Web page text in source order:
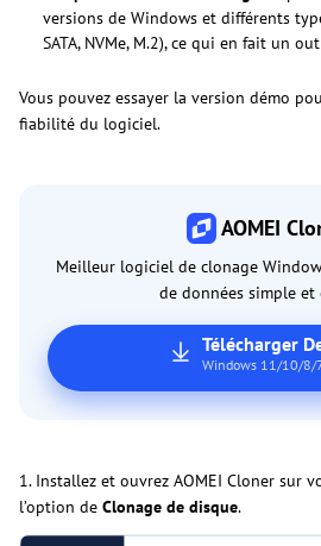
versions de Windows et différents
SATA, NVMe, M.2), ce qui en fait un
Vous pouvez essayer la version démo
fiabilité du logiciel.
AOMEI
Meilleur logiciel de clonage
de données simple et
Télécharger
Windows 11/10/8/
1. Installez et ouvrez AOMEI Cloner sur
l’option de Clonage de disque.